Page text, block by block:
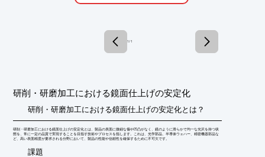
フッ酸エッチングよりも環境負荷の低減が可能です。
■接触角(° )：39
※保証値ではなく代表値
【調整可能範囲】
■ヘイズ(%)：1～15
■光沢(60°)(％)：140～50(基材ガラス：150の場合)
1 / 1
研削・研磨加工における鏡面仕上げの安定化
研削・研磨加工における鏡面仕上げの安定化とは？
研削・研磨加工における鏡面仕上げの安定化とは、製品の表面に微細な傷や凹凸がなく、鏡のように滑らかで均一な光沢を持つ状
態を、常に一定の品質で実現することを目指す技術やプロセスを指します。これは、光学部品、半導体ウェハー、精密機器部品な
ど、高い表面精度が要求される分野において、製品の性能や信頼性を確保するために不可欠です。
​課題